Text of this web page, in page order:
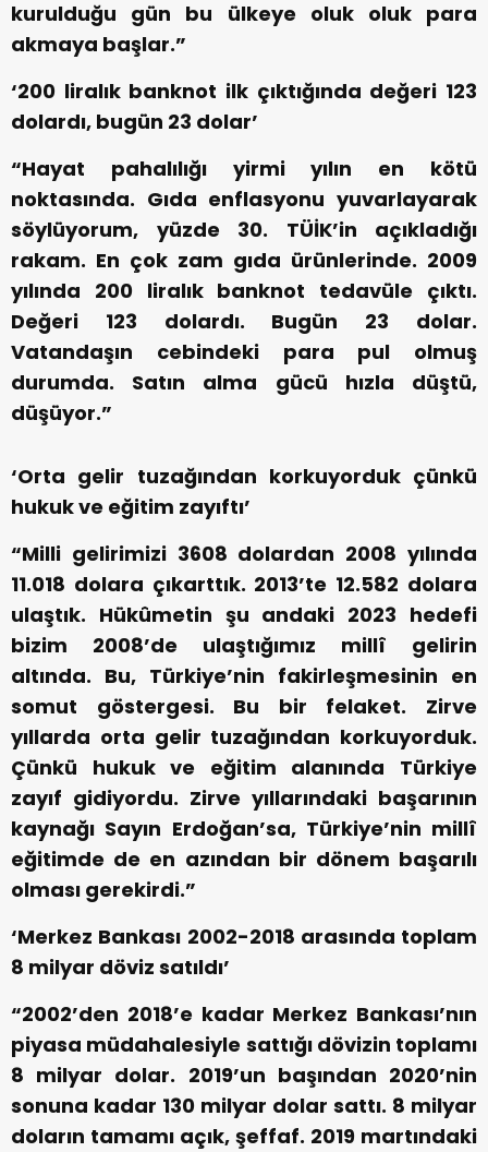
kurulduğu gün bu ülkeye oluk oluk para
akmaya başlar.”
‘200 liralık banknot ilk çıktığında değeri 123
dolardı, bugün 23 dolar’
“Hayat pahalılığı yirmi yılın en kötü
noktasında. Gıda enflasyonu yuvarlayarak
söylüyorum, yüzde 30. TÜİK’in açıkladığı
rakam. En çok zam gıda ürünlerinde. 2009
yılında 200 liralık banknot tedavüle çıktı.
Değeri 123 dolardı. Bugün 23 dolar.
Vatandaşın cebindeki para pul olmuş
durumda. Satın alma gücü hızla düştü,
düşüyor.”
‘Orta gelir tuzağından korkuyorduk çünkü
hukuk ve eğitim zayıftı’
“Milli gelirimizi 3608 dolardan 2008 yılında
11.018 dolara çıkarttık. 2013’te 12.582 dolara
ulaştık. Hükûmetin şu andaki 2023 hedefi
bizim 2008’de ulaştığımız millî gelirin
altında. Bu, Türkiye’nin fakirleşmesinin en
somut göstergesi. Bu bir felaket. Zirve
yıllarda orta gelir tuzağından korkuyorduk.
Çünkü hukuk ve eğitim alanında Türkiye
zayıf gidiyordu. Zirve yıllarındaki başarının
kaynağı Sayın Erdoğan’sa, Türkiye’nin millî
eğitimde de en azından bir dönem başarılı
olması gerekirdi.”
‘Merkez Bankası 2002-2018 arasında toplam
8 milyar döviz satıldı’
“2002’den 2018’e kadar Merkez Bankası’nın
piyasa müdahalesiyle sattığı dövizin toplamı
8 milyar dolar. 2019’un başından 2020’nin
sonuna kadar 130 milyar dolar sattı. 8 milyar
doların tamamı açık, şeffaf. 2019 martındaki